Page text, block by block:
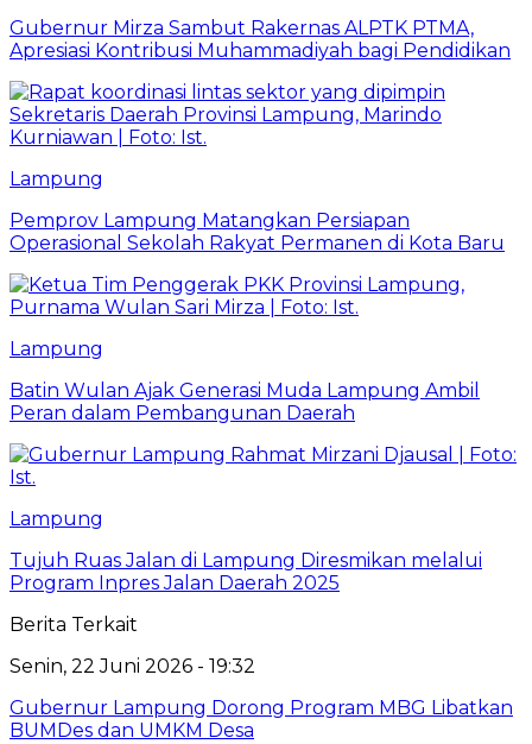
Gubernur Mirza Sambut Rakernas ALPTK PTMA,
Apresiasi Kontribusi Muhammadiyah bagi Pendidikan
Lampung
Pemprov Lampung Matangkan Persiapan
Operasional Sekolah Rakyat Permanen di Kota Baru
Lampung
Batin Wulan Ajak Generasi Muda Lampung Ambil
Peran dalam Pembangunan Daerah
Lampung
Tujuh Ruas Jalan di Lampung Diresmikan melalui
Program Inpres Jalan Daerah 2025
Berita Terkait
Senin, 22 Juni 2026 - 19:32
Gubernur Lampung Dorong Program MBG Libatkan
BUMDes dan UMKM Desa